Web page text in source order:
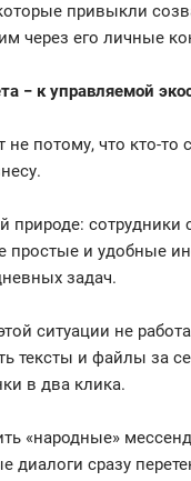
привыкли
через его личные
− к управляемой
не потому, что кто-то
природе: сотрудники
простые и удобные
задач.
ситуации не
тексты и файлы за
в два клика.
«народные»
диалоги сразу